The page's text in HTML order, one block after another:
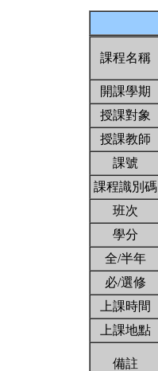
課程名稱
開課學期
授課對象
授課教師
課號
課程識別碼
班次
學分
全/半年
必/選修
上課時間
上課地點
備註